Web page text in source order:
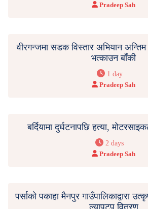
Pradeep Sah
वीरगन्जमा सडक विस्तार अभियान
भत्काउन बाँकी
1 day
Pradeep Sah
बर्दियामा दुर्घटनापछि हत्या,
2 days
Pradeep Sah
पर्साको पकाहा मैनपुर गाउँपालिकाद्वारा
ल्यापटप वितरण